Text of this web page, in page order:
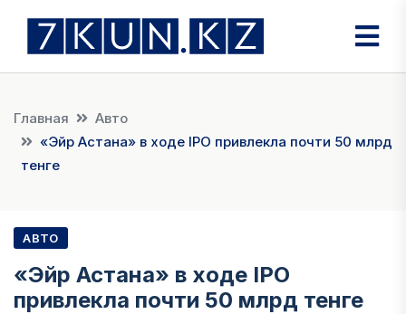
Главная
Авто
«Эйр Астана» в ходе IPO привлекла почти 50 млрд
тенге
АВТО
«Эйр Астана» в ходе IPO
привлекла почти 50 млрд тенге